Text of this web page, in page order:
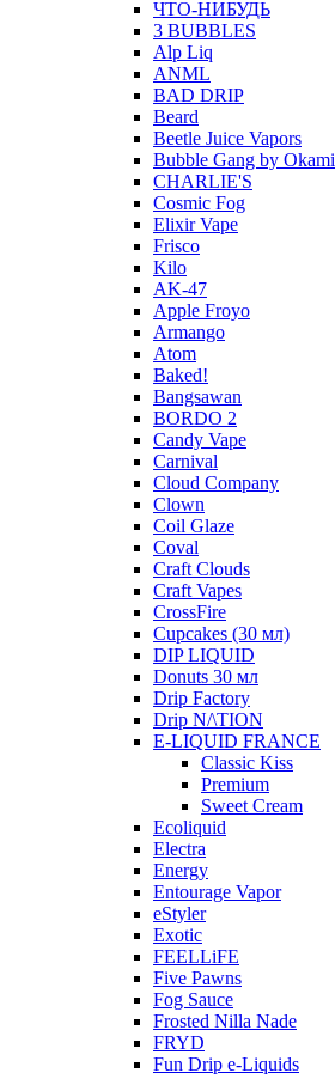
ЧТО-НИБУДЬ
3 BUBBLES
Alp Liq
ANML
BAD DRIP
Beard
Beetle Juice Vapors
Bubble Gang by Okami
CHARLIE'S
Cosmic Fog
Elixir Vape
Frisco
Kilo
AK-47
Apple Froyo
Armango
Atom
Baked!
Bangsawan
BORDO 2
Candy Vape
Carnival
Cloud Company
Clown
Coil Glaze
Coval
Craft Clouds
Craft Vapes
CrossFire
Cupcakes (30 мл)
DIP LIQUID
Donuts 30 мл
Drip Factory
Drip N/\TION
E-LIQUID FRANCE
Classic Kiss
Premium
Sweet Cream
Ecoliquid
Electra
Energy
Entourage Vapor
eStyler
Exotic
FEELLiFE
Five Pawns
Fog Sauce
Frosted Nilla Nade
FRYD
Fun Drip e-Liquids